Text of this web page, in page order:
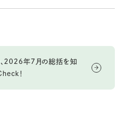
、2026年7月の総括を知
！